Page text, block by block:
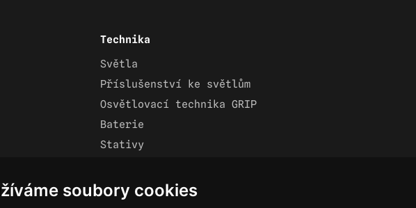
soubory cookies
Technika
Světla
Příslušenství ke světlům
Osvětlovací technika GRIP
Baterie
Stativy
Ostatní